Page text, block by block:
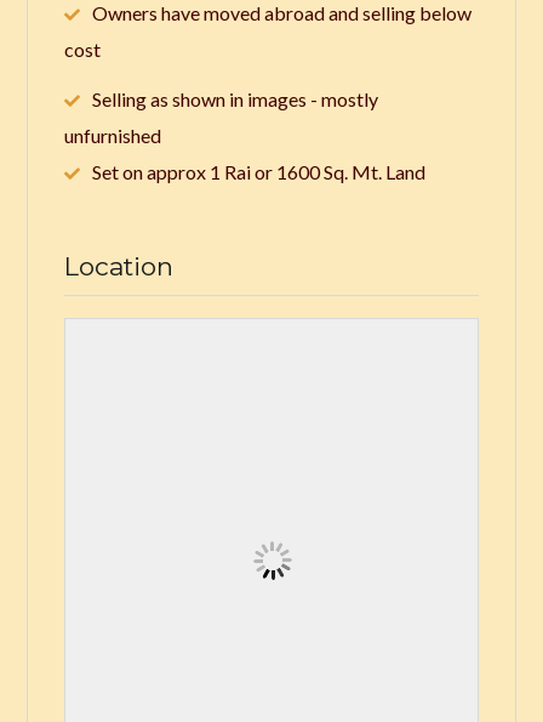
Owners have moved abroad and selling below
cost
Selling as shown in images - mostly
unfurnished
Set on approx 1 Rai or 1600 Sq. Mt. Land
Location